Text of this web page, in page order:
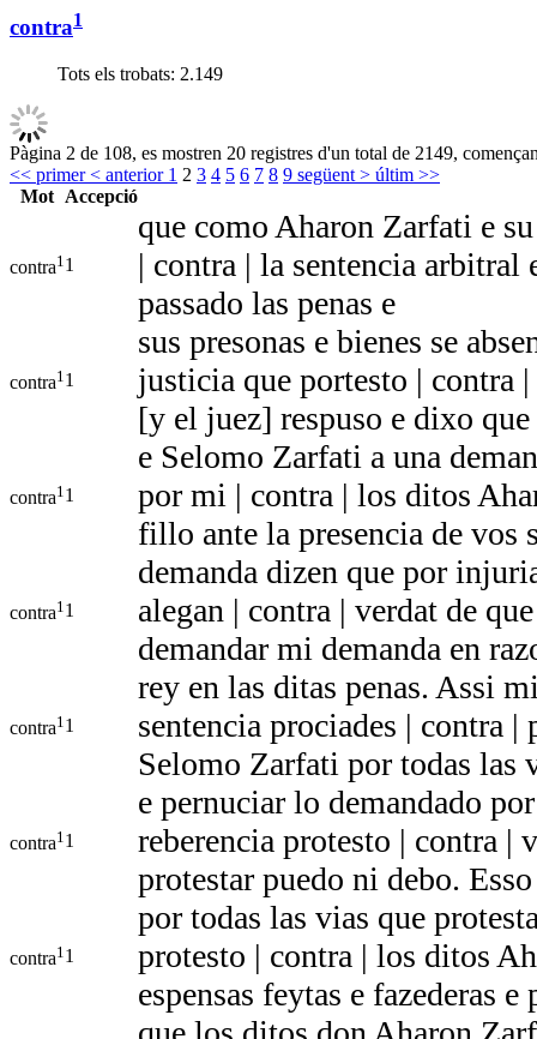
contra1
Tots els trobats: 2.149
Pàgina 2 de 108, es mostren 20 registres d'un total de 2149,
<< primer< anterior 1 2 3 4 5 6 7 8 9 següent > últim >>
Mot Accepció
contra1 1
que como Aharon Zarfati e
| contra | la sentencia arbitral
passado las penas e
contra1 1
sus presonas e bienes se
justicia que portesto | contra
[y el juez] respuso e dixo que
contra1 1
e Selomo Zarfati a una
por mi | contra | los ditos
fillo ante la presencia de vos
contra1 1
demanda dizen que por
alegan | contra | verdat de
demandar mi demanda en
contra1 1
rey en las ditas penas. Assi
sentencia prociades | contra |
Selomo Zarfati por todas las
contra1 1
e pernuciar lo demandado
reberencia protesto | contra |
protestar puedo ni debo. Esso
contra1 1
por todas las vias que
protesto | contra | los ditos
espensas feytas e fazederas e